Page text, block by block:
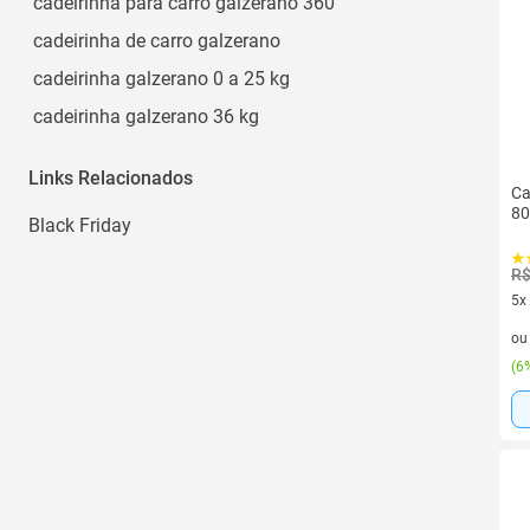
3 Posições de Reclinação
Ver todos
cadeirinha de carro galzerano
cadeirinha galzerano 0 a 25 kg
cadeirinha galzerano 36 kg
Links Relacionados
Black Friday
5x
5
ou
(